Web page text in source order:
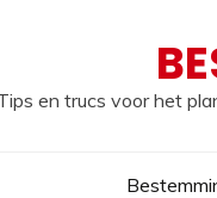
en trucs voor het